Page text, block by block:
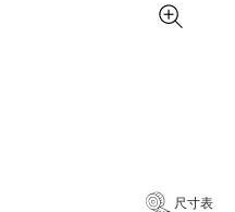
尺寸表